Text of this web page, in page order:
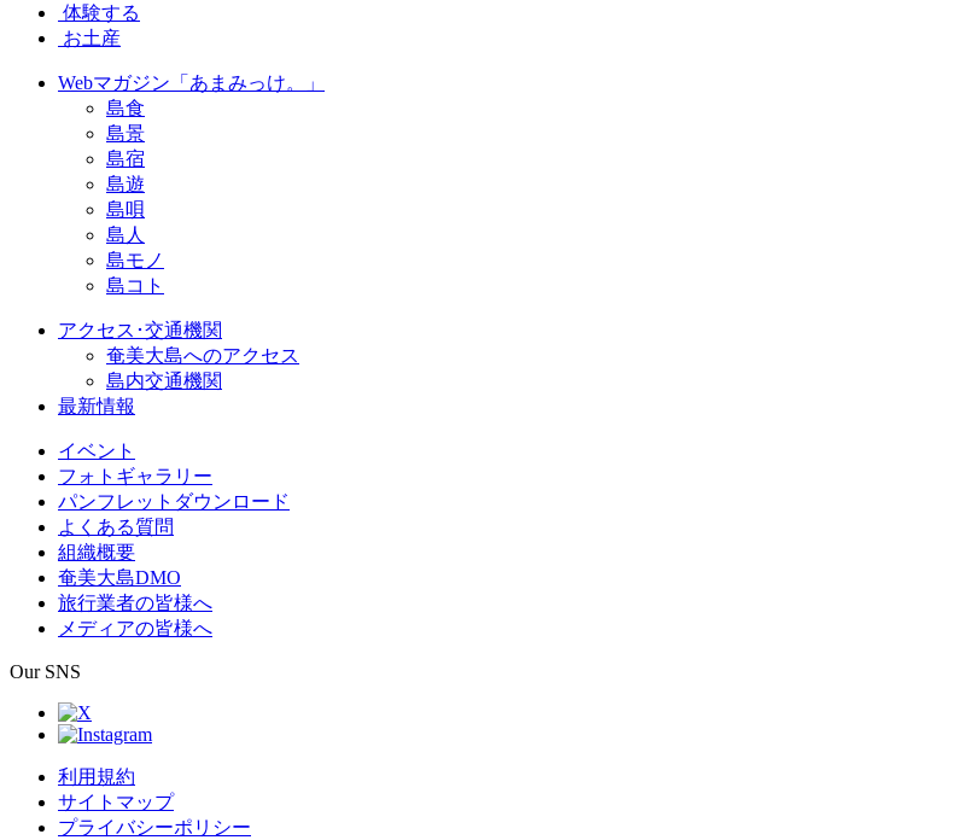
体験する
お土産
Webマガジン「あまみっけ。」
島食
島景
島宿
島遊
島唄
島人
島モノ
島コト
アクセス･交通機関
奄美大島へのアクセス
島内交通機関
最新情報
イベント
フォトギャラリー
パンフレットダウンロード
よくある質問
組織概要
奄美大島DMO
旅行業者の皆様へ
メディアの皆様へ
Our SNS
利用規約
サイトマップ
プライバシーポリシー